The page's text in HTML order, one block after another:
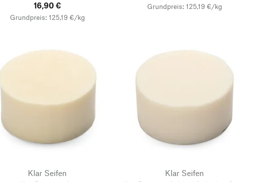
16,90 €
Grundpreis: 125,19 €/kg
Grundpreis: 125,19 €/kg
Klar Seifen
Klar Seifen